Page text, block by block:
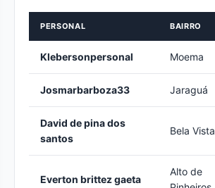
PERSONAL BAIRRO
Klebersonpersonal Moema
Josmarbarboza33 Jaraguá
David de pina dos
santos
Bela Vista
Everton brittez gaeta
Alto de